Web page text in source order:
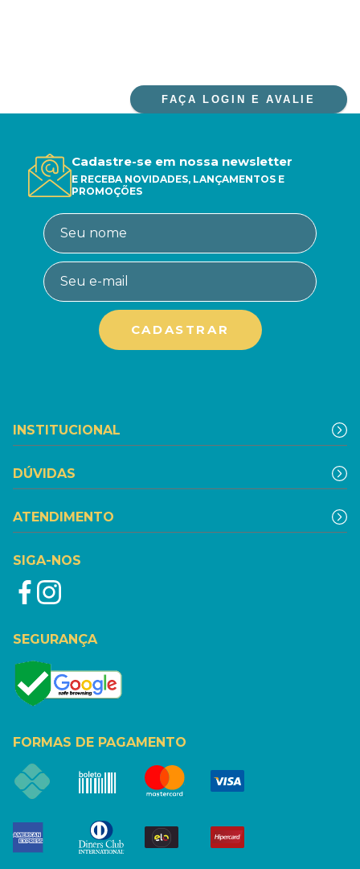
FAÇA LOGIN E AVALIE
Cadastre-se em nossa newsletter
E RECEBA NOVIDADES, LANÇAMENTOS E
PROMOÇÕES
INSTITUCIONAL
DÚVIDAS
ATENDIMENTO
SIGA-NOS
SEGURANÇA
FORMAS DE PAGAMENTO